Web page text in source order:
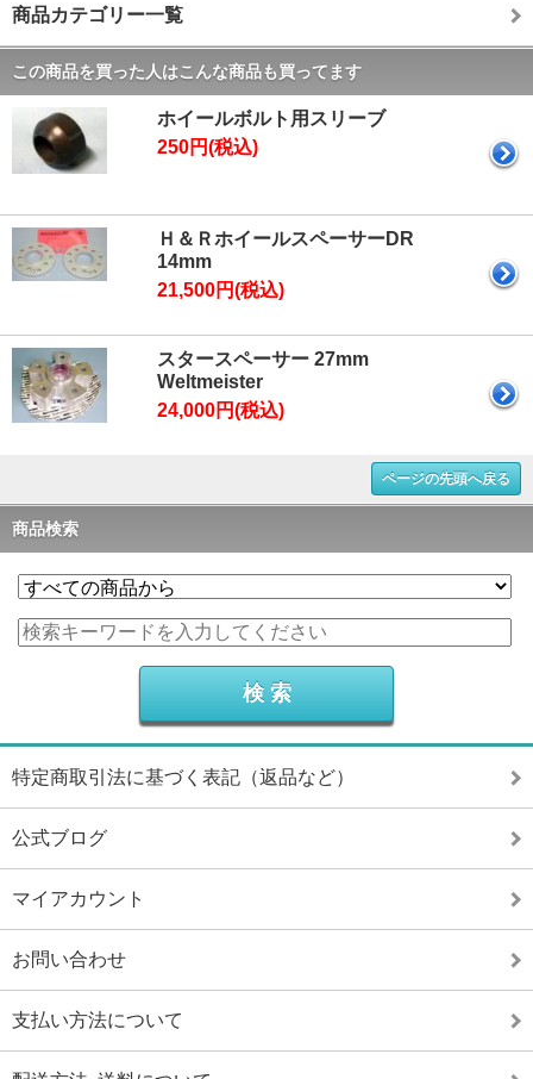
商品カテゴリー一覧
この商品を買った人はこんな商品も買ってます
ホイールボルト用スリーブ
250円(税込)
Ｈ＆ＲホイールスペーサーDR
14mm
21,500円(税込)
スタースペーサー 27mm
Weltmeister
24,000円(税込)
ページの先頭へ戻る
商品検索
特定商取引法に基づく表記（返品など）
公式ブログ
マイアカウント
お問い合わせ
支払い方法について